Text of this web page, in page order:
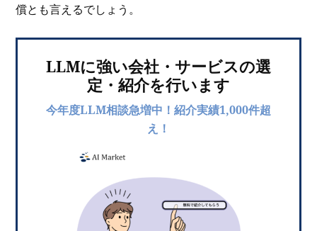
償とも言えるでしょう。
LLMに強い会社・サービスの選
定・紹介を行います
今年度LLM相談急増中！紹介実績1,000件超
え！